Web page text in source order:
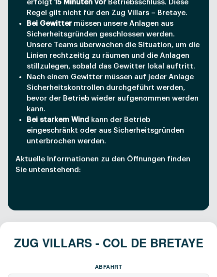
erfolgt 15 Minuten vorBetriebsschluss. Diese
Regel gilt nicht für den Zug Villars – Bretaye.
Bei Gewittermüssen unsere Anlagen aus
Sicherheitsgründen geschlossen werden.
Unsere Teams überwachen die Situation, um die
Linien rechtzeitig zu räumen und die Anlagen
stillzulegen, sobald das Gewitter lokal auftritt.
Nach einem Gewitter müssen auf jeder Anlage
Sicherheitskontrollen durchgeführt werden,
bevor der Betrieb wieder aufgenommen werden
kann.
Bei starkem Wind
kann der Betrieb
eingeschränkt oder aus Sicherheitsgründen
unterbrochen werden.
Aktuelle Informationen zu den Öffnungen finden
Sie untenstehend:
ZUG VILLARS - COL DE BRETAYE
ABFAHRT